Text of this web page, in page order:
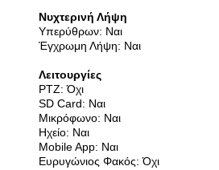
Νυχτερινή Λήψη
Υπερύθρων: Ναι
Έγχρωμη Λήψη: Ναι
Λειτουργίες
PTZ: Όχι
SD Card: Ναι
Μικρόφωνο: Ναι
Ηχείο: Ναι
Mobile App: Ναι
Ευρυγώνιος Φακός: Όχι